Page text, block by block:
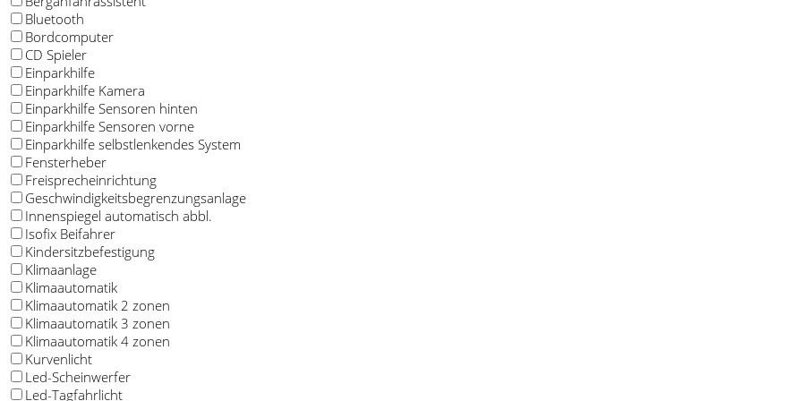
Bluetooth
Bordcomputer
CD Spieler
Einparkhilfe
Einparkhilfe Kamera
Einparkhilfe Sensoren hinten
Einparkhilfe Sensoren vorne
Einparkhilfe selbstlenkendes System
Fensterheber
Freisprecheinrichtung
Geschwindigkeitsbegrenzungsanlage
Innenspiegel automatisch abbl.
Isofix Beifahrer
Kindersitzbefestigung
Klimaanlage
Klimaautomatik
Klimaautomatik 2 zonen
Klimaautomatik 3 zonen
Klimaautomatik 4 zonen
Kurvenlicht
Led-Scheinwerfer
Led-Tagfahrlicht